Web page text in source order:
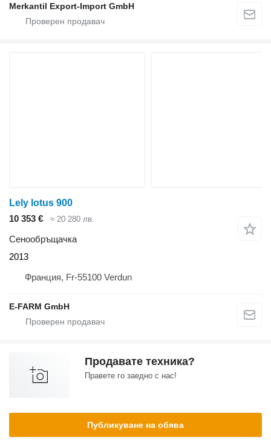
Merkantil Export-Import GmbH
Lely lotus 900
10 353 €
≈ 20 280 лв.
Сенообръщачка
2013
Франция, Fr-55100 Verdun
E-FARM GmbH
Продавате техника?
Правете го заедно с нас!
Публикуване на обява